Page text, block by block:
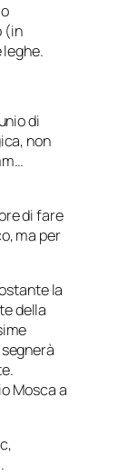
(in
leghe.
di
non
di fare
ma per
la
della
Mosca a